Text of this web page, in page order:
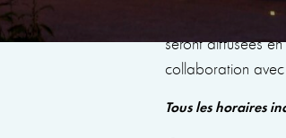
Le programme
seront diffusées
collaboration
Tous les horaires